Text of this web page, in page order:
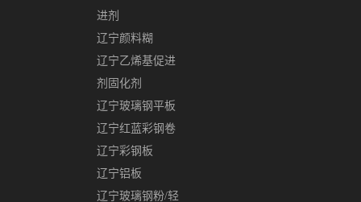
进剂
辽宁颜料糊
辽宁乙烯基促进
剂固化剂
辽宁玻璃钢平板
辽宁红蓝彩钢卷
辽宁彩钢板
辽宁铝板
辽宁玻璃钢粉/轻